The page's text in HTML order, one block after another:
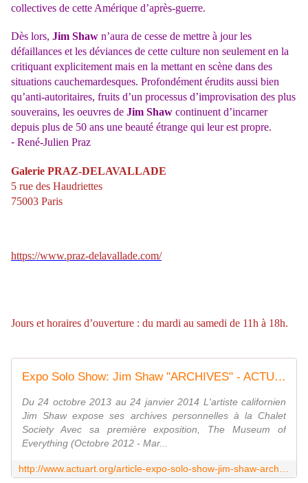
collectives de cette Amérique d’après-guerre.
Dès lors, Jim Shaw n’aura de cesse de mettre à jour les
défaillances et les déviances de cette culture non seulement en la
critiquant explicitement mais en la mettant en scène dans des
situations cauchemardesques. Profondément érudits aussi bien
qu’anti-autoritaires, fruits d’un processus d’improvisation des plus
souverains, les oeuvres de Jim Shaw continuent d’incarner
depuis plus de 50 ans une beauté étrange qui leur est propre.
- René-Julien Praz
Galerie PRAZ-DELAVALLADE
5 rue des Haudriettes
75003 Paris
https://www.praz-delavallade.com/
Jours et horaires d’ouverture : du mardi au samedi de 11h à 18h.
Expo Solo Show: Jim Shaw "ARCHIVES" - ACTUART by Eric SIMON
Du 24 octobre 2013 au 24 janvier 2014 L'artiste californien
Jim Shaw expose ses archives personnelles à la Chalet
Society Avec sa première exposition, The Museum of
Everything (Octobre 2012 - Mar...